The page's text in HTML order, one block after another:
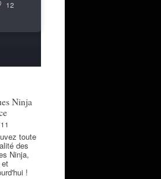
12
Ninja
toute
des
Ninja,
et
!